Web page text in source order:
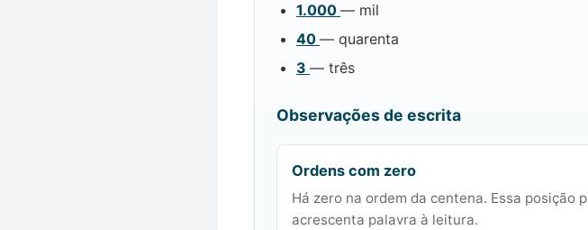
1.000 — mil
40 — quarenta
3 — três
Observações de escrita
Ordens com zero
Há zero na ordem da centena. Essa posição
acrescenta palavra à leitura.